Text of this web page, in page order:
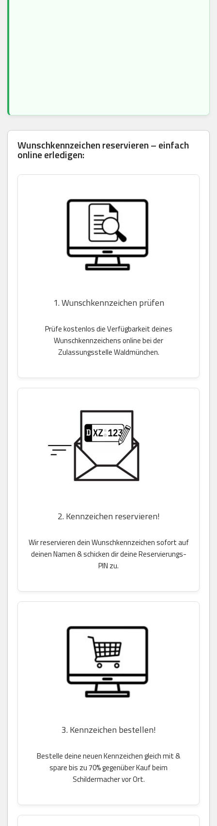
Wunschkennzeichen reservieren – einfach
online erledigen:
1. Wunschkennzeichen prüfen
Prüfe kostenlos die Verfügbarkeit deines
Wunschkennzeichens online bei der
Zulassungsstelle Waldmünchen.
2. Kennzeichen reservieren!
Wir reservieren dein Wunschkennzeichen sofort auf
deinen Namen & schicken dir deine Reservierungs-
PIN zu.
3. Kennzeichen bestellen!
Bestelle deine neuen Kennzeichen gleich mit &
spare bis zu 70% gegenüber Kauf beim
Schildermacher vor Ort.